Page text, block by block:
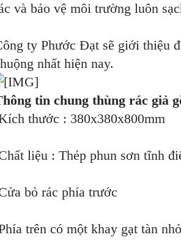
và bảo vệ môi trường luôn
ty Phước Đạt sẽ giới thiệu
nhất hiện nay.
tin chung thùng rác giả
thước : 380x380x800mm
liệu : Thép phun sơn tĩnh
bỏ rác phía trước
trên có một khay gạt tàn nhỏ